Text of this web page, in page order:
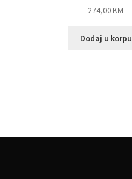
274,00KM
Dodaj u korpu